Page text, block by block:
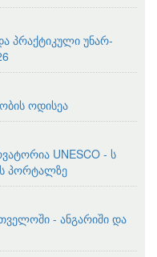
პრაქტიკული უნარ-
ოდისეა
UNESCO - ს
პორტალზე
- ანგარიში და